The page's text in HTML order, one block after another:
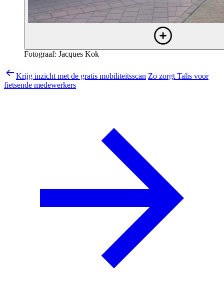
Fotograaf: Jacques Kok
Krijg inzicht met de gratis mobiliteitsscan Zo zorgt Talis voor
fietsende medewerkers